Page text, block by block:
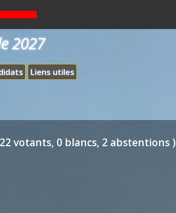
Liens utiles
2027
votants, 0 blancs, 2 abstentions )